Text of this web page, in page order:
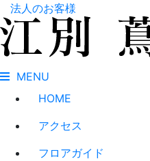
法人のお客様
MENU
HOME
アクセス
フロアガイド